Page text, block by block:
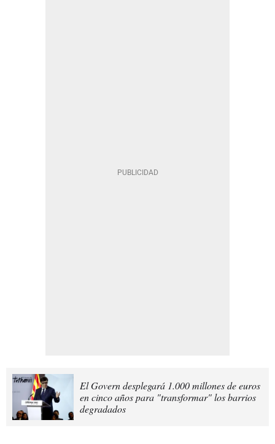
El Govern desplegará 1.000 millones de euros
en cinco años para "transformar" los barrios
degradados